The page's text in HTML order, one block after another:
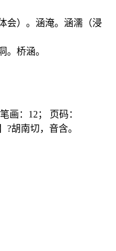
会）。涵淹。涵濡（浸
。桥涵。
画：12； 页码：
?胡南切，音含。